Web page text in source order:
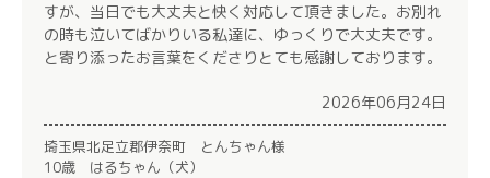
すが、当日でも大丈夫と快く対応して頂きました。お別れ
の時も泣いてばかりいる私達に、ゆっくりで大丈夫です。
と寄り添ったお言葉をくださりとても感謝しております。
2026年06月24日
埼玉県北足立郡伊奈町 とんちゃん様
10歳 はるちゃん（犬）